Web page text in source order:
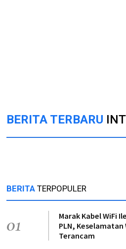
BERITA TERBARU
BERITA TERPOPULER
01
Marak Kabel WiFi
PLN, Keselamatan
Terancam